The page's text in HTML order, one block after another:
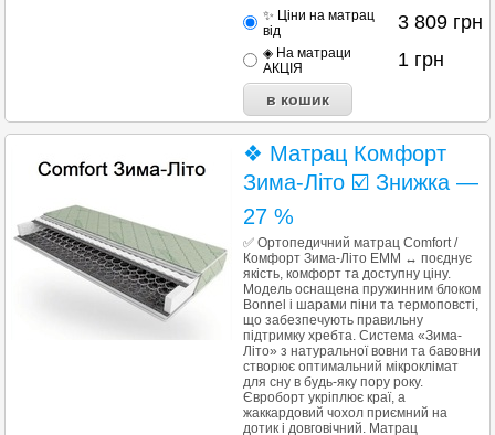
✨ Ціни на матрац
від
3 809 грн
◈ На матраци
АКЦІЯ
1 грн
❖ Матрац Комфорт
Зима-Літо ☑️ Знижка —
27 %
✅ Ортопедичний матрац Comfort /
Комфорт Зима-Літо ЕММ ↔ поєднує
якість, комфорт та доступну ціну.
Модель оснащена пружинним блоком
Bonnel і шарами піни та термоповсті,
що забезпечують правильну
підтримку хребта. Система «Зима-
Літо» з натуральної вовни та бавовни
створює оптимальний мікроклімат
для сну в будь-яку пору року.
Євроборт укріплює краї, а
жаккардовий чохол приємний на
дотик і довговічний. Матрац